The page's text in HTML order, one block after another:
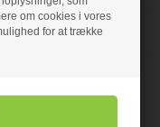
om cookies i vores
for at trække